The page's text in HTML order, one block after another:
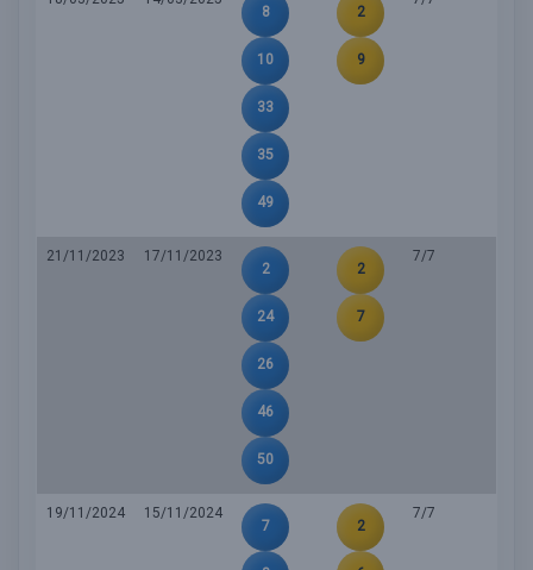
8
10
33
35
49
2
9
21/11/2023
17/11/2023
2
24
26
46
50
2
7
7/7
19/11/2024
15/11/2024
7
2
7/7